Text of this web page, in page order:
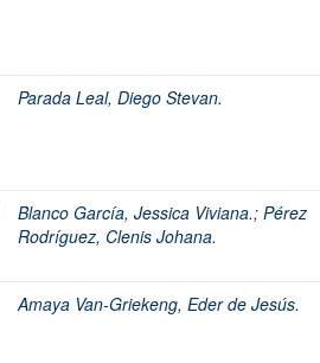
Parada Leal, Diego Stevan.
Blanco García, Jessica Viviana.; Pérez
Rodríguez, Clenis Johana.
Amaya Van-Griekeng, Eder de Jesús.